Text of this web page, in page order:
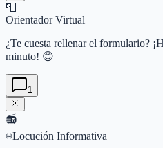
📮
Orientador Virtual
¿Te cuesta rellenar el formulario?
minuto! 😊
1
📻
Locución Informativa